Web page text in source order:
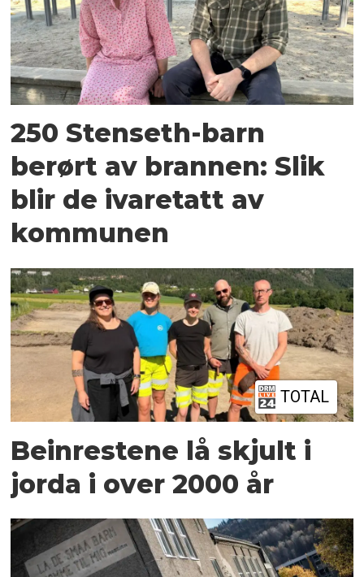
250 Stenseth-barn
berørt av brannen: Slik
blir de ivaretatt av
kommunen
TOTAL
Beinrestene lå skjult i
jorda i over 2000 år